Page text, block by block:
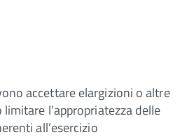
accettare elargizioni o altre
l’appropriatezza delle
all’esercizio